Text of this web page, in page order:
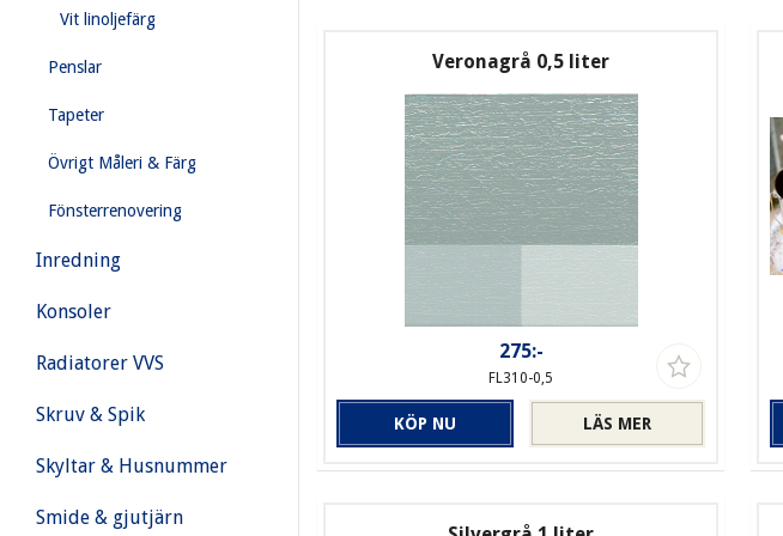
Vit linoljefärg
Penslar
Tapeter
Övrigt Måleri & Färg
Fönsterrenovering
Inredning
Konsoler
Radiatorer VVS
Skruv & Spik
Skyltar & Husnummer
Smide & gjutjärn
Veronagrå 0,5 liter
275:-
FL310-0,5
LÄS MER
KÖP NU